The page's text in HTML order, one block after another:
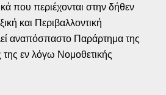
που περιέχονται στην δήθεν
και Περιβαλλοντική
αναπόσπαστο Παράρτημα της
της εν λόγω Νομοθετικής